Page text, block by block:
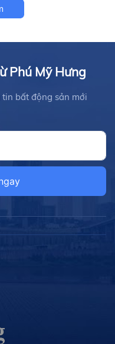
Phú Mỹ Hưng
bất động sản mới